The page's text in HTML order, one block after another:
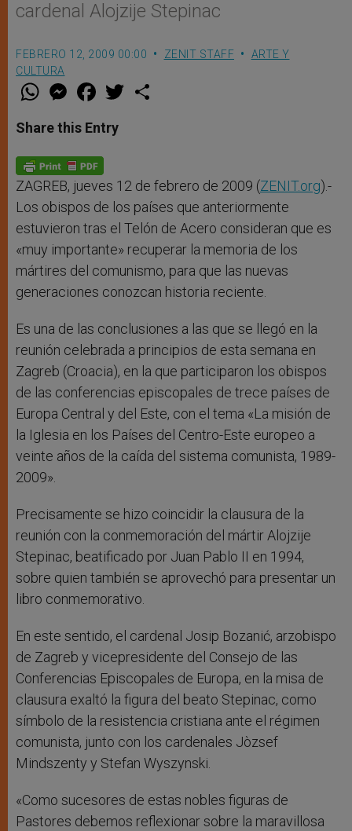
cardenal Alojzije Stepinac
FEBRERO 12, 2009 00:00 ZENIT STAFF
ARTE Y
CULTURA
W
t
s
p
p
M
e
s
e
g
e
r
F
a
e
b
o
k
w
Share this Entry
ZAGREB, jueves 12 de febrero de 2009 (ZENIT.org).-
Los obispos de los países que anteriormente
estuvieron tras el Telón de Acero consideran que es
«muy importante» recuperar la memoria de los
mártires del comunismo, para que las nuevas
generaciones conozcan historia reciente.
Es una de las conclusiones a las que se llegó en la
reunión celebrada a principios de esta semana en
Zagreb (Croacia), en la que participaron los obispos
de las conferencias episcopales de trece países de
Europa Central y del Este, con el tema «La misión de
la Iglesia en los Países del Centro-Este europeo a
veinte años de la caída del sistema comunista, 1989-
2009».
Precisamente se hizo coincidir la clausura de la
reunión con la conmemoración del mártir Alojzije
Stepinac, beatificado por Juan Pablo II en 1994,
sobre quien también se aprovechó para presentar un
libro conmemorativo.
En este sentido, el cardenal Josip Bozanić, arzobispo
de Zagreb y vicepresidente del Consejo de las
Conferencias Episcopales de Europa, en la misa de
clausura exaltó la figura del beato Stepinac, como
símbolo de la resistencia cristiana ante el régimen
comunista, junto con los cardenales Jòzsef
Mindszenty y Stefan Wyszynski.
«Como sucesores de estas nobles figuras de
Pastores debemos reflexionar sobre la maravillosa